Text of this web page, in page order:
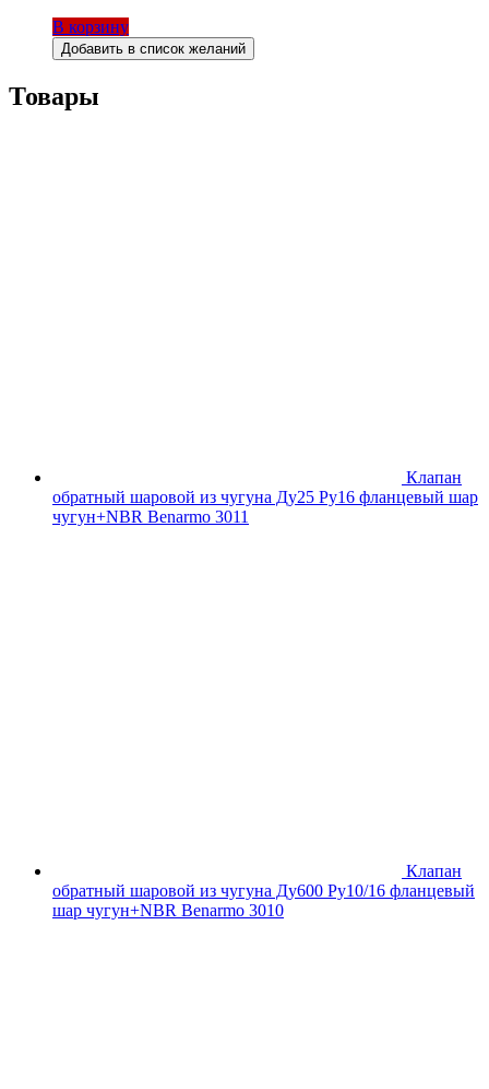
В корзину
Добавить в список желаний
Товары
Клапан
обратный шаровой из чугуна Ду25 Ру16 фланцевый шар
чугун+NBR Benarmo 3011
Клапан
обратный шаровой из чугуна Ду600 Ру10/16 фланцевый
шар чугун+NBR Benarmo 3010